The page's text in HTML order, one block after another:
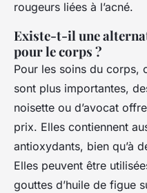
rougeurs liées à l’acné.
Existe-t-il une
pour le corps ?
Pour les soins du corps,
sont plus importantes,
noisette ou d’avocat
prix. Elles contiennent
antioxydants, bien qu’à
Elles peuvent être
gouttes d’huile de figue